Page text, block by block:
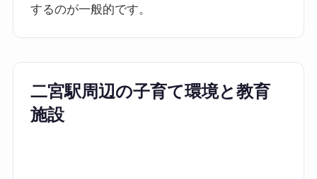
するのが一般的です。
二宮駅周辺の子育て環境と教育
施設